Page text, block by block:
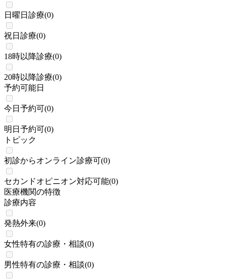
日曜日診療(0)
祝日診療(0)
18時以降診療(0)
20時以降診療(0)
予約可能日
今日予約可(0)
明日予約可(0)
トピック
初診からオンライン診療可(0)
セカンドオピニオン対応可能(0)
医療機関の特徴
診療内容
発熱外来(0)
女性特有の診療・相談(0)
男性特有の診療・相談(0)